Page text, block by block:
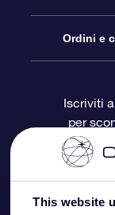
This website
Blog
OSR
Pacchetto
Gift Card
Doni
Registro
Star
One
Ordini e
Iscriviti
per